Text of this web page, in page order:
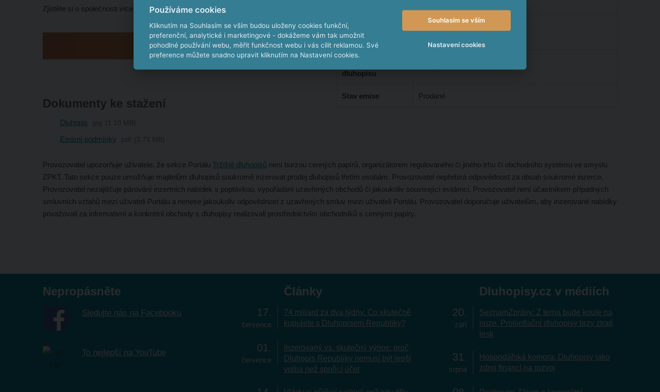
Zjistěte si o společnosti více informací.
PREZENTACE EMITENTA
Dokumenty ke stažení
Dluhopis
Emisní podmínky
Dodatečné
zajištění
Není
dluhopisu
Stav emise Prodané
Provozovatel upozorňuje uživatele, že sekce Portálu Tržiště dluhopisů není burzou cenných papírů, organizátorem regulovaného či jiného trhu či obchodního systému ve smyslu
ZPKT. Tato sekce pouze umožňuje majitelům dluhopisů soukromě inzerovat prodej dluhopisů třetím osobám. Provozovatel nepřebírá odpovědnost za obsah soukromé inzerce.
Provozovatel nezajišťuje párování inzertních nabídek s poptávkou, vypořádání uzavřených obchodů či jakoukoliv související evidenci. Provozovatel není účastníkem případných
smluvních vztahů mezi uživateli Portálu a nenese jakoukoliv odpovědnost z uzavřených smluv mezi uživateli Portálu. Provozovatel doporučuje uživatelům, aby inzerované nabídky
považovali za informativní a konkrétní obchody s dluhopisy realizovali prostřednictvím obchodníků s cennými papíry.
Nepropásněte
Sledujte nás na Facebooku
To nejlepší na YouTube
Články
17
července
74 miliard za dva týdny. Co skutečně
kupujete s Dluhopisem Republiky?
01
července
Inzerovaný vs. skutečný výnos: proč
Dluhopis Republiky nemusí být lepší
volba než spořicí účet
Dluhopisy.cz v médiích
20
září
SeznamZprávy: Z terna bude koule na
noze. Protiinflační dluhopisy brzy ztratí
lesk
31
srpna
Hospodářská komora: Dluhopisy jako
zdroj financí na rozvoj
Používáme cookies
Kliknutím na Souhlasím se vším budou uloženy cookies funkční,
preferenční, analytické i marketingové - dokážeme vám tak umožnit
pohodlné používání webu, měřit funkčnost webu i vás cílit reklamou. Své
preference můžete snadno upravit kliknutím na Nastavení cookies.
Souhlasím se vším
Nastavení cookies